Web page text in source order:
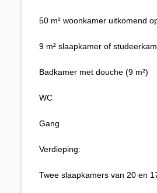
50 m² woonkamer uitkomend
9 m² slaapkamer of
Badkamer met douche (9 m²)
WC
Gang
Verdieping:
Twee slaapkamers van 20 en